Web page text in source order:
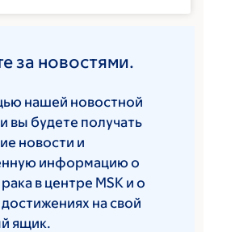
за новостями.
нашей новостной
вы будете получать
новости и
информацию о
в центре MSK и о
на свой
ящик.